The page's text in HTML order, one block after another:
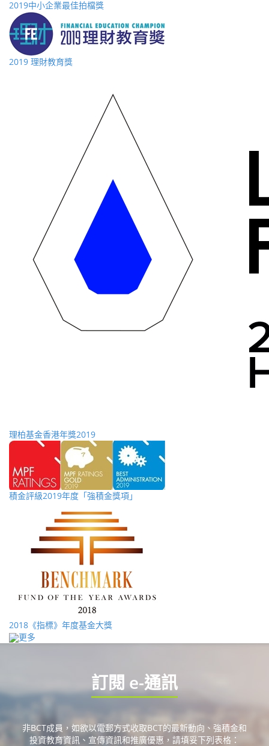
2019中小企業最佳拍檔獎
2019 理財教育獎
理柏基金香港年獎2019
積金評級2019年度「強積金獎項」
2018《指標》年度基金大獎
更多
訂閱 e-通訊
非BCT成員，如欲以電郵方式收取BCT的最新動向、強積金和
投資教育資訊、宣傳資訊和推廣優惠，請填妥下列表格：